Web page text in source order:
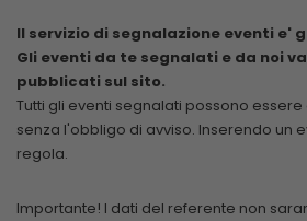
Il servizio di segnalazione eventi e'
Gli eventi da te segnalati e da noi
pubblicati sul sito.
Tutti gli eventi segnalati possono
senza l'obbligo di avviso. Inserendo un
regola.
Importante! I dati del referente non